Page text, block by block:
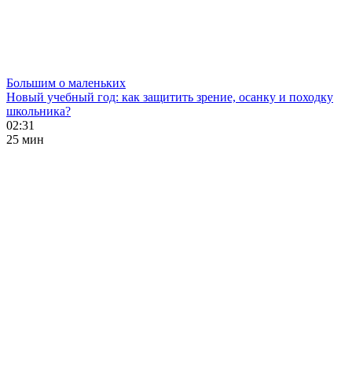
Большим о маленьких
Новый учебный год: как защитить зрение, осанку и походку
школьника?
02:31
25 мин